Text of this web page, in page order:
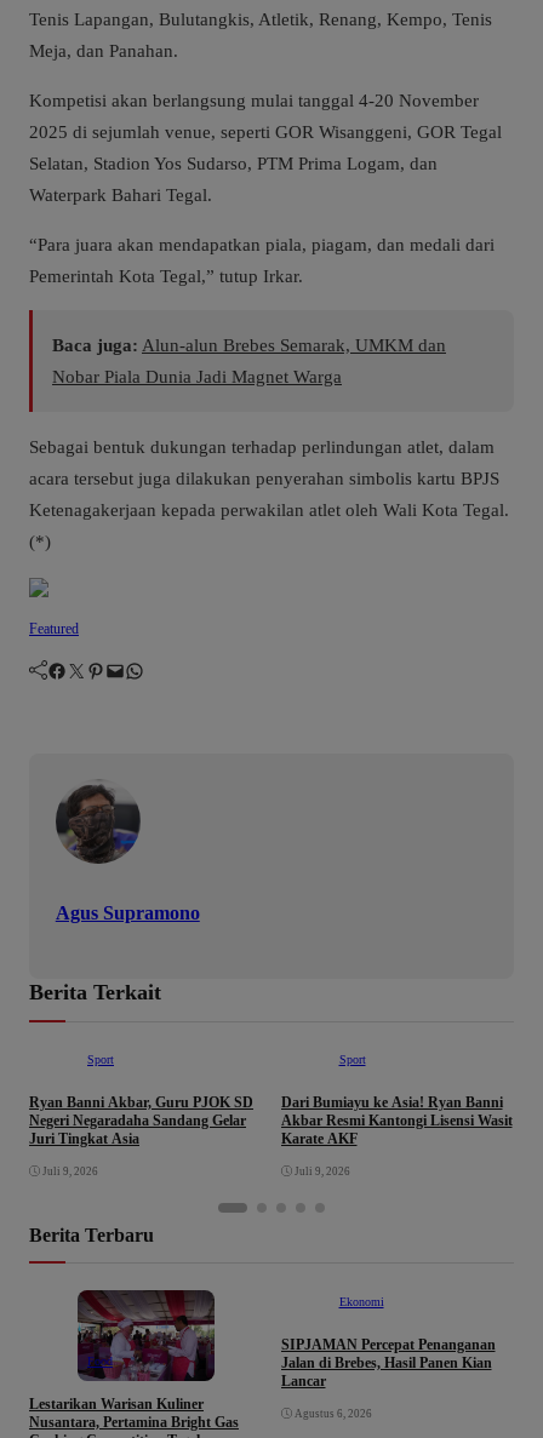
Tenis Lapangan, Bulutangkis, Atletik, Renang, Kempo, Tenis
Meja, dan Panahan.
Kompetisi akan berlangsung mulai tanggal 4-20 November
2025 di sejumlah venue, seperti GOR Wisanggeni, GOR Tegal
Selatan, Stadion Yos Sudarso, PTM Prima Logam, dan
Waterpark Bahari Tegal.
“Para juara akan mendapatkan piala, piagam, dan medali dari
Pemerintah Kota Tegal,” tutup Irkar.
Baca juga: Alun-alun Brebes Semarak, UMKM dan
Nobar Piala Dunia Jadi Magnet Warga
Sebagai bentuk dukungan terhadap perlindungan atlet, dalam
acara tersebut juga dilakukan penyerahan simbolis kartu BPJS
Ketenagakerjaan kepada perwakilan atlet oleh Wali Kota Tegal.
(*)
Featured
Facebook Twitter Pinterest Mail WhatsApp
Agus Supramono
Berita Terkait
Sport
Ryan Banni Akbar, Guru PJOK SD
Negeri Negaradaha Sandang Gelar
Juri Tingkat Asia
Juli 9, 2026
Sport
Dari Bumiayu ke Asia! Ryan Banni
Akbar Resmi Kantongi Lisensi Wasit
Karate AKF
Juli 9, 2026
Berita Terbaru
Food
Lestarikan Warisan Kuliner
Nusantara, Pertamina Bright Gas
Ekonomi
SIPJAMAN Percepat Penanganan
Jalan di Brebes, Hasil Panen Kian
Lancar
Agustus 6, 2026